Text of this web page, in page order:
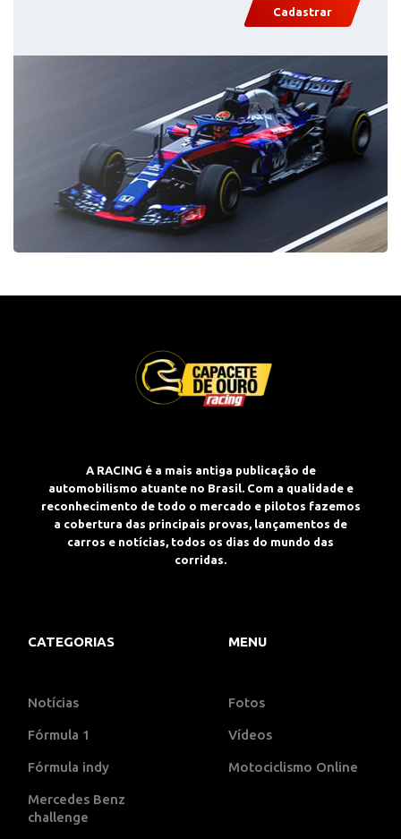
Cadastrar
A RACING é a mais antiga publicação de
automobilismo atuante no Brasil. Com a qualidade e
reconhecimento de todo o mercado e pilotos fazemos
a cobertura das principais provas, lançamentos de
carros e notícias, todos os dias do mundo das
corridas.
CATEGORIAS
Notícias
Fórmula 1
Fórmula indy
Mercedes Benz
challenge
MENU
Fotos
Vídeos
Motociclismo Online